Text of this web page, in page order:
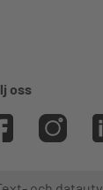
oss